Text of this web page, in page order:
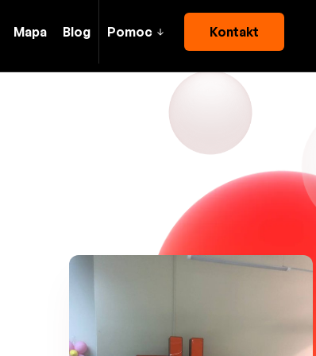
Mapa Blog Pomoc Kontakt